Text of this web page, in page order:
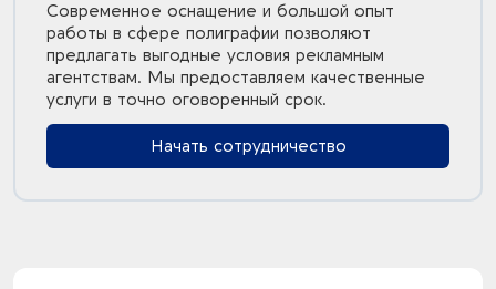
Современное оснащение и большой опыт
работы в сфере полиграфии позволяют
предлагать выгодные условия рекламным
агентствам. Мы предоставляем качественные
услуги в точно оговоренный срок.
Начать сотрудничество